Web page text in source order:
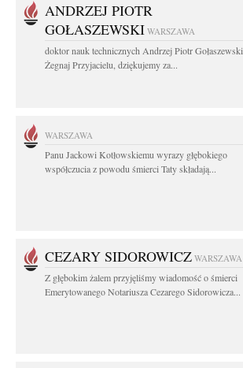
ANDRZEJ PIOTR
GOŁASZEWSKI WARSZAWA
doktor nauk technicznych Andrzej Piotr Gołaszewski
Żegnaj Przyjacielu, dziękujemy za...
WARSZAWA
Panu Jackowi Kotłowskiemu wyrazy głębokiego
współczucia z powodu śmierci Taty składają...
CEZARY SIDOROWICZ WARSZAWA
Z głębokim żalem przyjęliśmy wiadomość o śmierci
Emerytowanego Notariusza Cezarego Sidorowicza...